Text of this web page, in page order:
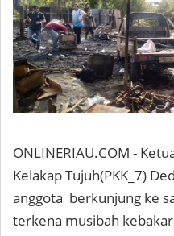
ONLINERIAU.COM -
Kelakap Tujuh(PKK_7)
anggota berkunjung ke
terkena musibah